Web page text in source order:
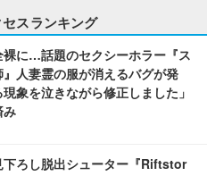
スランキング
裸に…話題のセクシーホラー『ス
』人妻霊の服が消えるバグが発
象を泣きながら修正しました」
み
下ろし脱出シューター『Riftstor